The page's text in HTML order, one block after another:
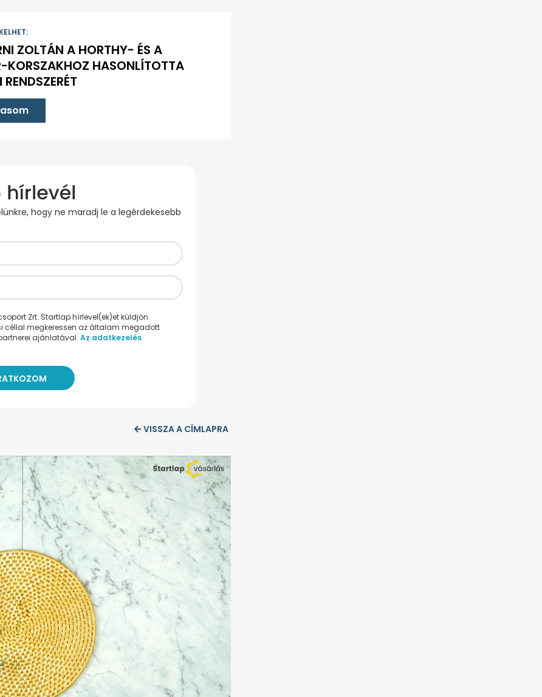
ZOLTÁN A HORTHY- ÉS A
KORSZAKHOZ HASONLÍTOTTA
hogy ne maradj le a legérdekesebb
Zrt. Startlap hírlevel(ek)et küldjön
céllal megkeressen az általam megadott
ajánlatával. Az adatkezelés
VISSZA A CÍMLAPRA